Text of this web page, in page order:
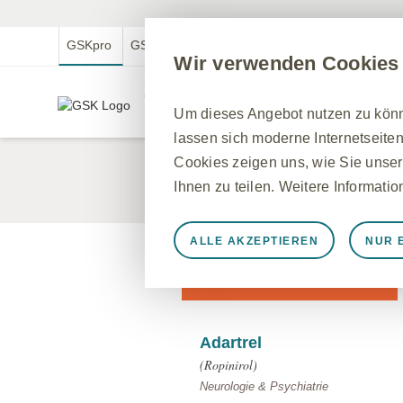
GSKpro GSKmed
Für medizinische Fachkreise in Deutschland
Produkte
Adartrel
(Ropinirol)
Neurologie & Psychiatrie
Wir verwenden Cookies
Um dieses Angebot nutzen zu
lassen sich moderne
Cookies zeigen uns, wie Sie
Ihnen zu teilen. Weitere
Immer aktiv Nur unbedingt
Notwendig, damit die Website
werden einige Cookies als
gleichkommen, wie z. B. das
können Ihren Browser so
NUR
ALLE AKZEPTIEREN